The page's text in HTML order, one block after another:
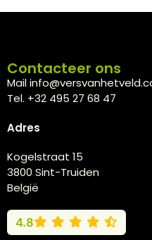
Contacteer ons
Mail
Tel. +32 495 27 68 47
Adres
Kogelstraat 15
3800 Sint-Truiden
België
4.8